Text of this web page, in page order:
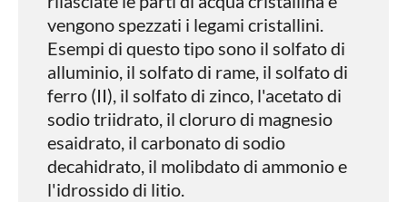
vengono spezzati i legami cristallini.
Esempi di questo tipo sono il solfato di
alluminio, il solfato di rame, il solfato di
ferro (II), il solfato di zinco, l'acetato di
sodio triidrato, il cloruro di magnesio
esaidrato, il carbonato di sodio
decahidrato, il molibdato di ammonio e
l'idrossido di litio.